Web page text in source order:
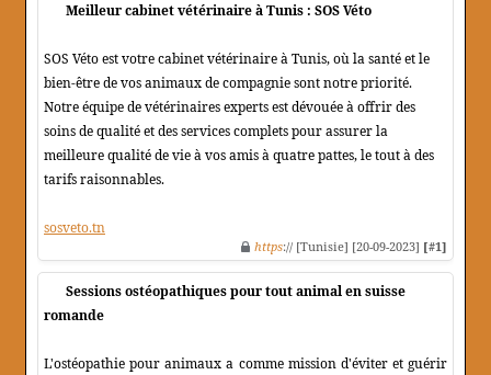
Meilleur cabinet vétérinaire à Tunis : SOS Véto
SOS Véto est votre cabinet vétérinaire à Tunis, où la santé et le
bien-être de vos animaux de compagnie sont notre priorité.
Notre équipe de vétérinaires experts est dévouée à offrir des
soins de qualité et des services complets pour assurer la
meilleure qualité de vie à vos amis à quatre pattes, le tout à des
tarifs raisonnables.
sosveto.tn
https:// [Tunisie] [20-09-2023] [#1]
Sessions ostéopathiques pour tout animal en suisse
romande
L'ostéopathie pour animaux a comme mission d'éviter et guérir